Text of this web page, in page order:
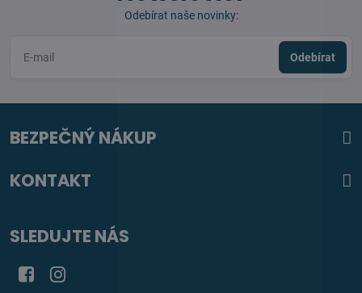
Odebírat naše novinky:
Odebírat
BEZPEČNÝ NÁKUP
KONTAKT
SLEDUJTE NÁS
FacebookInstagram